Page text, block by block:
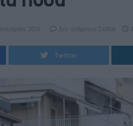
2026 Δεν υπάρχουν Σχόλια
Twitter